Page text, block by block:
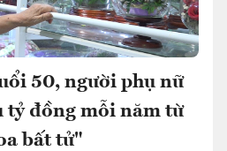
50, người phụ nữ
tỷ đồng mỗi năm từ
bất tử"